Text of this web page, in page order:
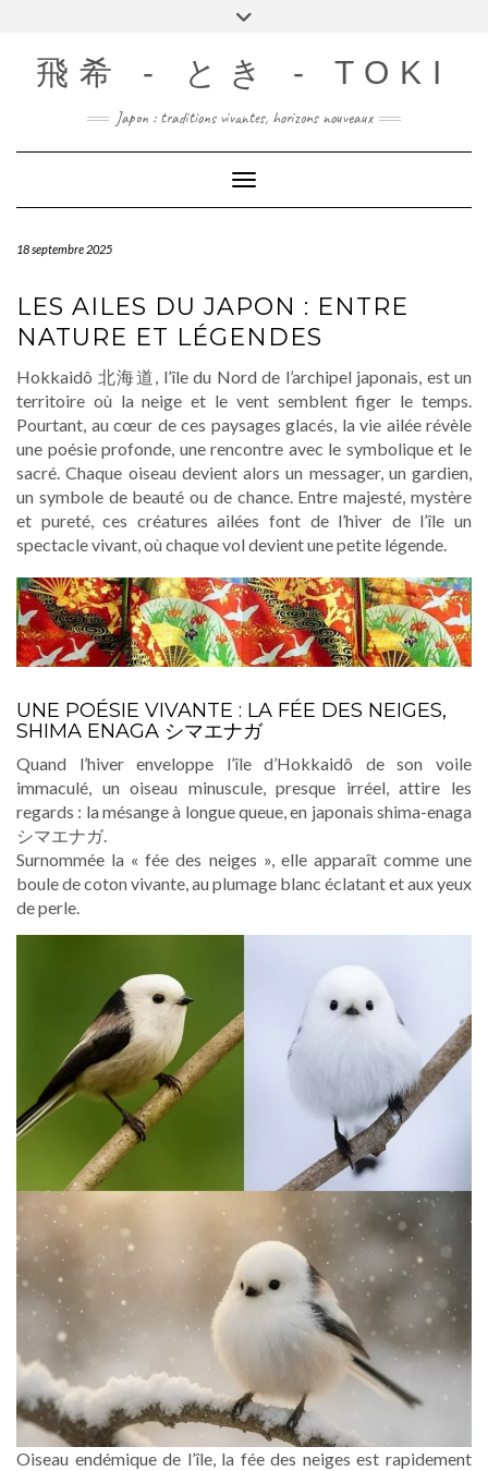
content飛希 - とき - TOKI
Japon : traditions vivantes, horizons nouveaux
Toggle Navigation
18 septembre 2025
LES AILES DU JAPON : ENTRE
NATURE ET LÉGENDES
Hokkaidô 北海道, l’île du Nord de l’archipel japonais, est un
territoire où la neige et le vent semblent figer le temps.
Pourtant, au cœur de ces paysages glacés, la vie ailée révèle
une poésie profonde, une rencontre avec le symbolique et le
sacré. Chaque oiseau devient alors un messager, un gardien,
un symbole de beauté ou de chance. Entre majesté, mystère
et pureté, ces créatures ailées font de l’hiver de l’île un
spectacle vivant, où chaque vol devient une petite légende.
UNE POÉSIE VIVANTE : LA FÉE DES NEIGES,
SHIMA ENAGA シマエナガ
Quand l’hiver enveloppe l’île d’Hokkaidô de son voile
immaculé, un oiseau minuscule, presque irréel, attire les
regards : la mésange à longue queue, en japonais shima-enaga
シマエナガ.
Surnommée la « fée des neiges », elle apparaît comme une
boule de coton vivante, au plumage blanc éclatant et aux yeux
de perle.
Oiseau endémique de l’île, la fée des neiges est rapidement